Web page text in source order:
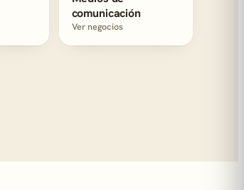
comunicación
Ver negocios